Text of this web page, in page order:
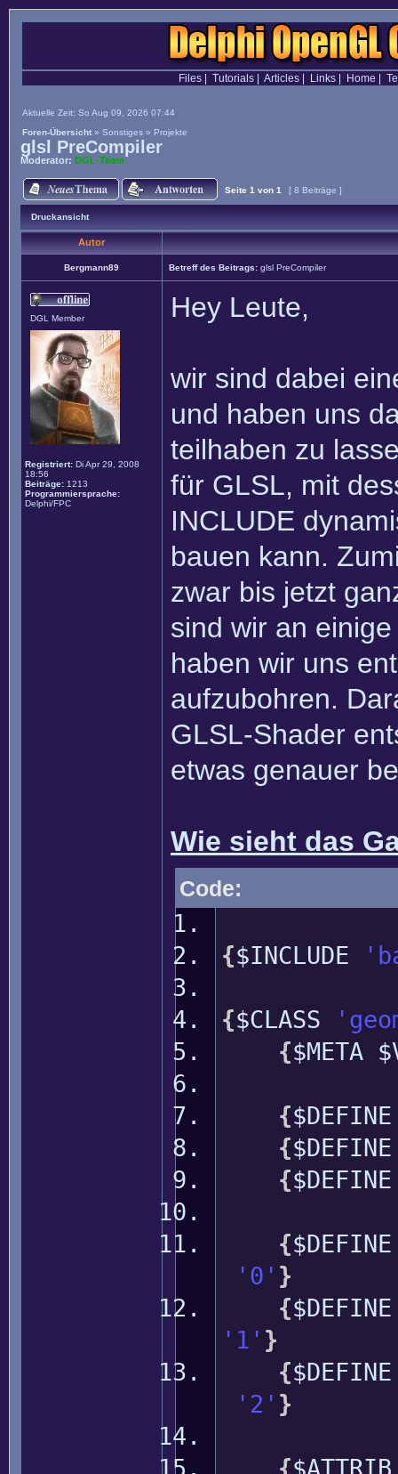
Files| Tutorials| Articles| Links| Home
Aktuelle Zeit: So Aug 09, 2026 07:44
Foren-Übersicht » Sonstiges » Projekte
glsl PreCompiler
Moderator: DGL-Team
Seite 1 von 1 [ 8 Beiträge ]
Druckansicht
Autor
Bergmann89 Betreff des Beitrags: glsl PreCompiler
DGL Member
Registriert: Di Apr 29, 2008
18:56
Beiträge: 1213
Programmiersprache:
Delphi/FPC
Hey Leute,
wir sind dabei
und haben uns
teilhaben zu
für GLSL, mit
INCLUDE
bauen kann.
zwar bis jetzt
sind wir an
haben wir uns
aufzubohren.
GLSL-Shader
etwas genauer
Wie sieht das
Code:
{$INCLUDE
{$CLASS
{$META
{
{
{
{
'0' }
{
'1' }
{
'2' }
{